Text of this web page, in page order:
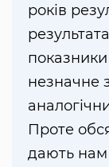
років
незначне
Проте
дають нам